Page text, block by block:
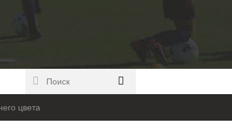
цвета